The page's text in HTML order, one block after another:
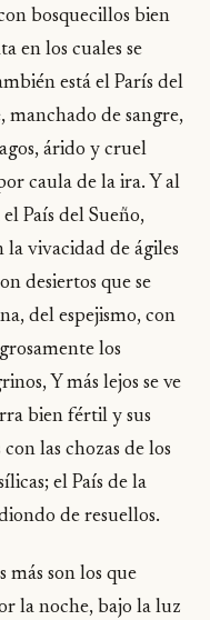
bosquecillos bien
en los cuales se
está el París del
de sangre,
árido y cruel
caula de la ira. Y al
País del Sueño,
vivacidad de ágiles
desiertos que se
del espejismo, con
los
Y más lejos se ve
bien fértil y sus
las chozas de los
el País de la
de resuellos.
más son los que
la noche, bajo la luz